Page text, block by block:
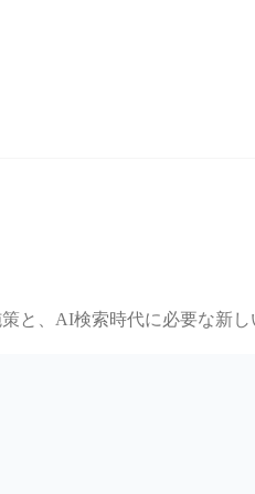
と、AI検索時代に必要な新し